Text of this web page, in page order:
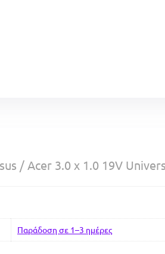
/ Acer 3.0 x 1.0 19V
Παράδοση σε 1–3 ημέρες